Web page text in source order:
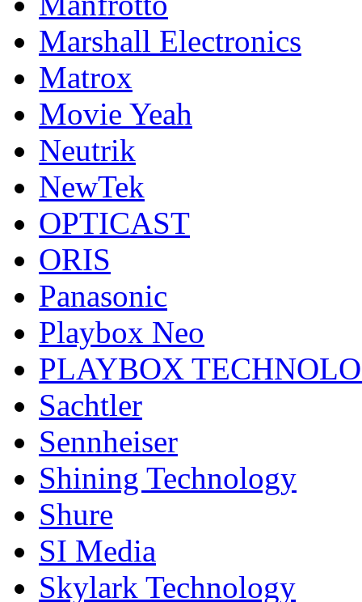
Marshall Electronics
Matrox
Movie Yeah
Neutrik
NewTek
OPTICAST
ORIS
Panasonic
Playbox Neo
PLAYBOX
Sachtler
Sennheiser
Shining Technology
Shure
SI Media
Skylark Technology